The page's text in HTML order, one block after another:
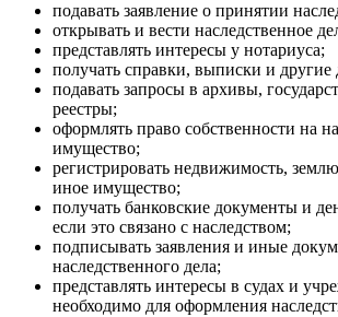
подавать заявление о принятии
открывать и вести наследственное
представлять интересы у нотариуса;
получать справки, выписки и другие
подавать запросы в архивы,
реестры;
оформлять право собственности на
имущество;
регистрировать недвижимость,
иное имущество;
получать банковские документы и
если это связано с наследством;
подписывать заявления и иные
наследственного дела;
представлять интересы в судах и
необходимо для оформления